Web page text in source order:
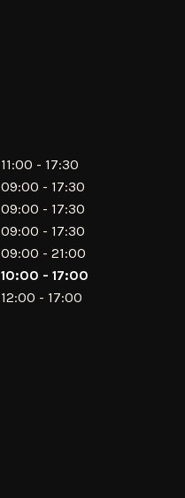
11:00 - 17:30
09:00 - 17:30
09:00 - 17:30
09:00 - 17:30
09:00 - 21:00
10:00 - 17:00
12:00 - 17:00